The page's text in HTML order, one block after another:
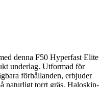
denna F50 Hyperfast Elite
underlag. Utformad för
förhållanden, erbjuder
naturligt torrt gräs. Haloskin-